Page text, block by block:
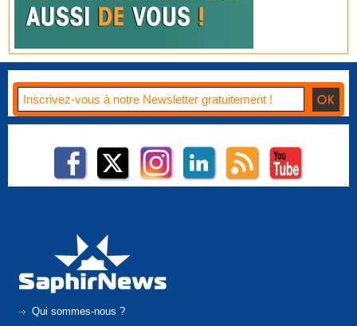
Qui sommes-nous ?